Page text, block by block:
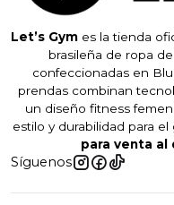
Let’s Gym es la tienda
brasileña de ropa
confeccionadas en
prendas combinan
un diseño fitness
estilo y durabilidad para el
para venta al
Síguenos